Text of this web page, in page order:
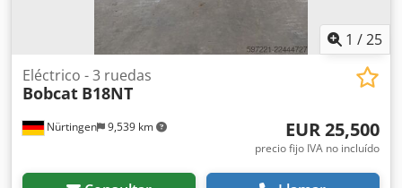
1 /25
Nürtingen 9,539 km
Eléctrico - 3 ruedas
Bobcat B18NT
EUR 25,500
precio fijo IVA no incluído